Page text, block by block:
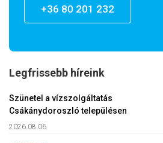
+36 80 201 232
Legfrissebb híreink
Szünetel a vízszolgáltatás
Csákánydoroszló településen
2026.08.06